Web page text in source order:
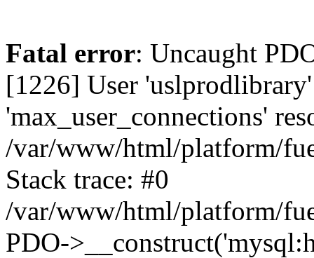
Fatal error: Uncaught
[1226] User 'uslprodlibrary'
'max_user_connections'
/var/www/html/platform/
Stack trace: #0
/var/www/html/platform/
PDO-